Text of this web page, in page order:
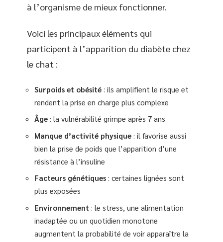
à l’organisme de mieux fonctionner.
Voici les principaux éléments qui
participent à l’apparition du diabète chez
le chat :
Surpoids et obésité : ils amplifient le risque et
rendent la prise en charge plus complexe
Âge : la vulnérabilité grimpe après 7 ans
Manque d’activité physique : il favorise aussi
bien la prise de poids que l’apparition d’une
résistance à l’insuline
Facteurs génétiques : certaines lignées sont
plus exposées
Environnement : le stress, une alimentation
inadaptée ou un quotidien monotone
augmentent la probabilité de voir apparaître la